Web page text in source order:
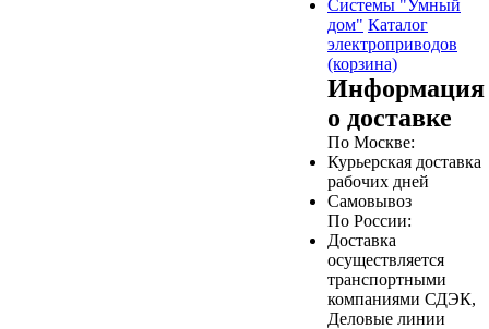
Системы "Умный
дом" Каталог
электроприводов
(корзина)
Информация
о доставке
По Москве:
Курьерская доставка
рабочих дней
Самовывоз
По России:
Доставка
осуществляется
транспортными
компаниями СДЭК,
Деловые линии